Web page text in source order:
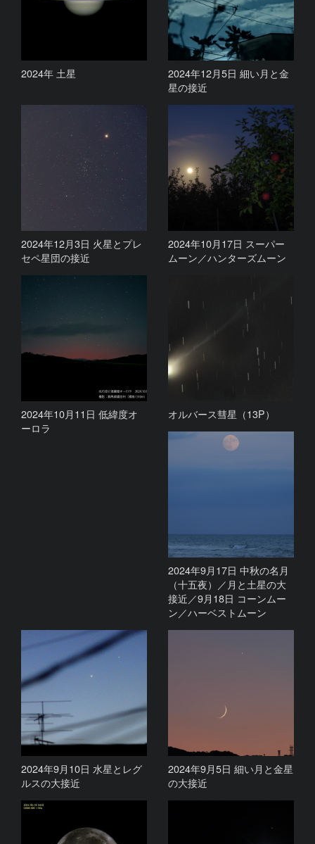
2024年 土星
2024年12月5日 細い月と金
星の接近
2024年12月3日 火星とプレ
セペ星団の接近
2024年10月17日 スーパー
ムーン／ハンターズムーン
2024年10月11日 低緯度オ
ーロラ
オルバース彗星（13P）
2024年9月17日 中秋の名月
（十五夜）／月と土星の大
接近／9月18日 コーンムー
ン／ハーベストムーン
2024年9月10日 水星とレグ
ルスの大接近
2024年9月5日 細い月と金星
の大接近